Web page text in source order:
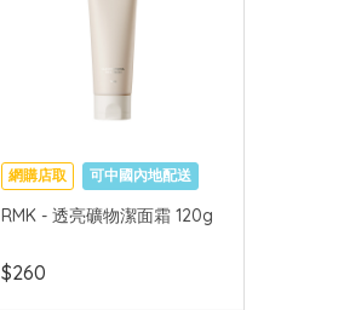
網購店取 可中國內地配送
RMK - 透亮礦物潔面霜 120g
$260